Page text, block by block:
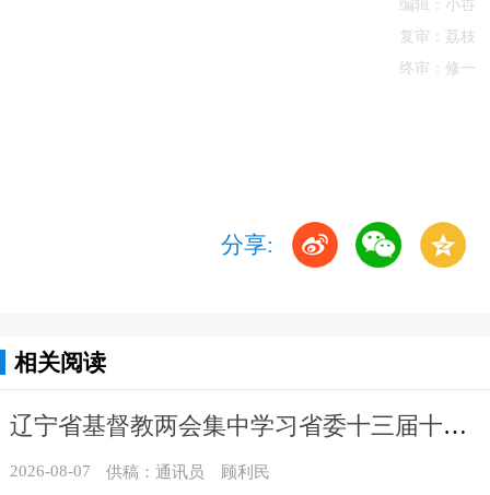
编辑：小卋
复审：荔枝
终审：修一
分享:
相关阅读
辽宁省基督教两会集中学习省委十三届十一次全会精神
2026-08-07 供稿：通讯员 顾利民